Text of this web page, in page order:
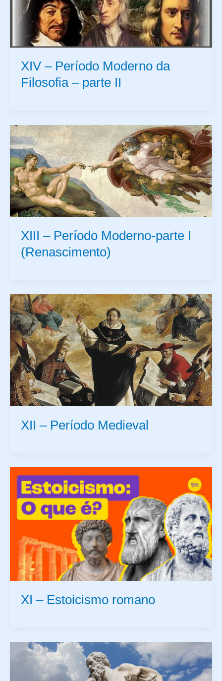
XIV – Período Moderno da
Filosofia – parte II
XIII – Período Moderno-parte I
(Renascimento)
XII – Período Medieval
XI – Estoicismo romano